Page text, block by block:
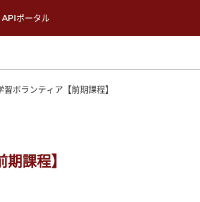
APIポータル
ボランティア【前期課程】
課程】